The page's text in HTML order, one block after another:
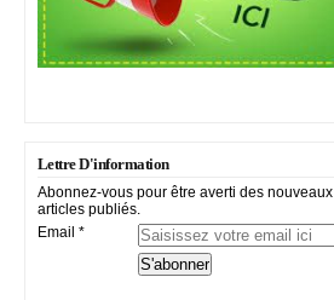
Lettre D'information
Abonnez-vous pour être averti des nouveaux
articles publiés.
Email